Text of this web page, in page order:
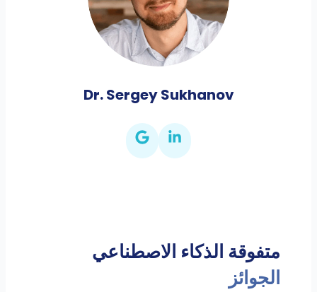
Dr. Sergey Sukhanov
متفوقة الذكاء الاصطناعي
الجوائز